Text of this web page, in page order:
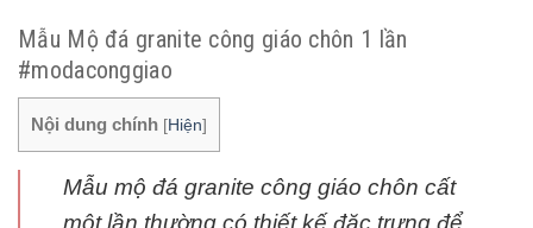
Mẫu Mộ đá granite công giáo chôn 1 lần
#modaconggiao
Nội dung chính [Hiện]
Mẫu mộ đá granite công giáo chôn cất